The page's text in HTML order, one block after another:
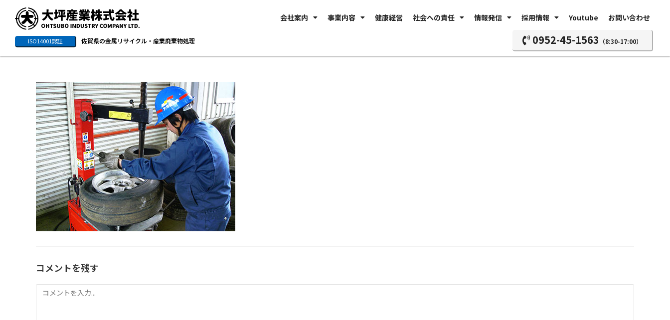
会社案内 事業内容 健康経営 社会への責任 情報発信 採用情報 Youtube お問い合わせ
ISO14001認証 佐賀県の金属リサイクル・産業廃棄物処理 0952-45-1563 （8:30-17:00）
コメントを残す